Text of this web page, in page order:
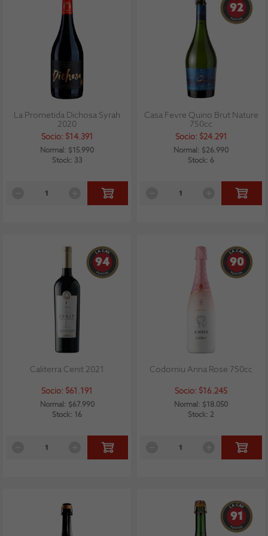
La Prometida Dichosa Syrah
2020
Socio: $14.391
Normal: $15.990
Stock: 33
92
Casa Fevre Quino Brut Nature
750cc
Socio: $24.291
Normal: $26.990
Stock: 6
94
Caliterra Cenit 2021
Socio: $61.191
Normal: $67.990
Stock: 16
90
Codorniu Anna Rose 750cc
Socio: $16.245
Normal: $18.050
Stock: 2
91